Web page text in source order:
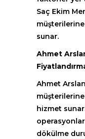
Saç Ekim
sunar.
Ahmet
Ahmet
hizmet
dökülme